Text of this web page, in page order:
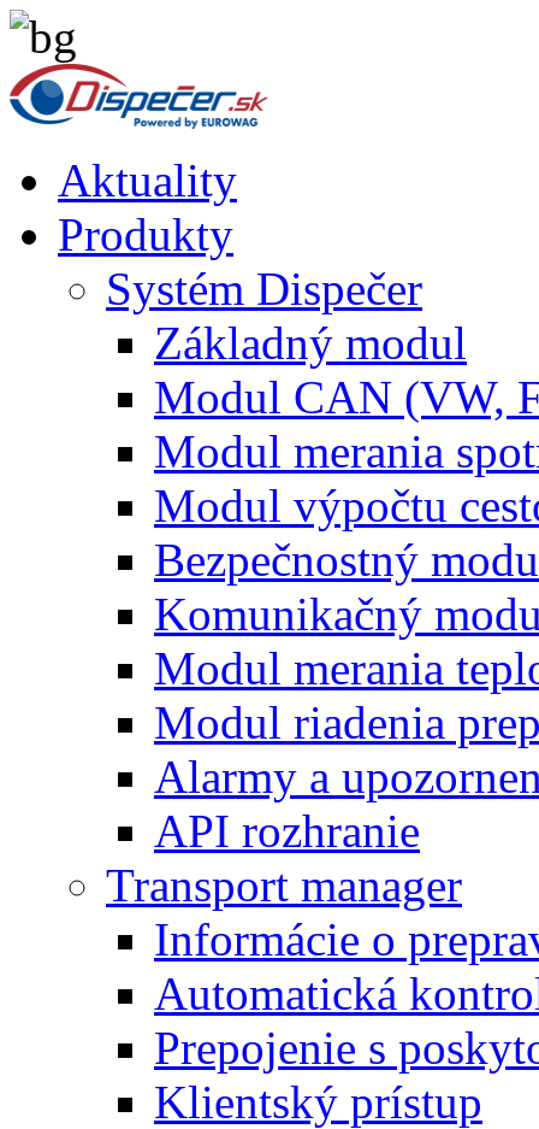
Aktuality
Produkty
Systém Dispečer
Základný modul
Modul CAN (VW,
Modul merania
Modul výpočtu
Bezpečnostný
Komunikačný
Modul merania
Modul riadenia
Alarmy a
API rozhranie
Transport manager
Informácie o
Automatická
Prepojenie s
Klientský prístup